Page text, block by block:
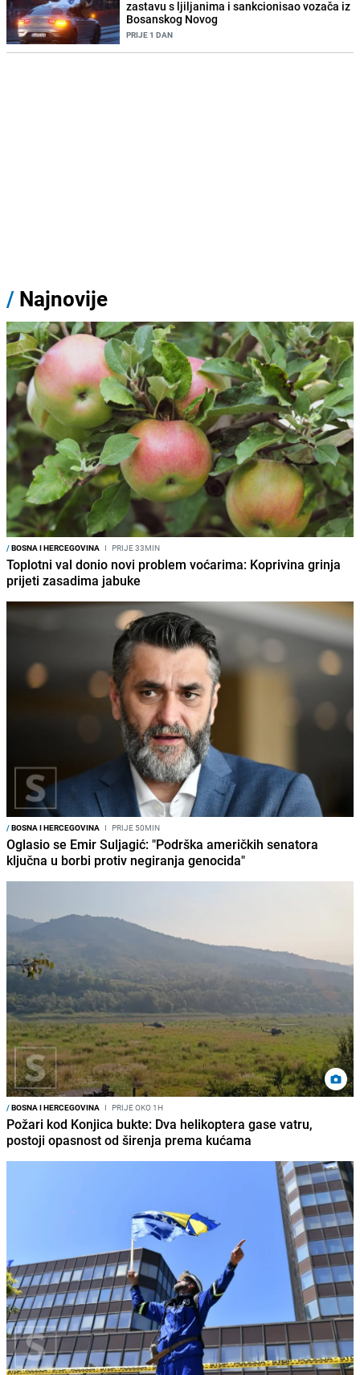
zastavu s ljiljanima i sankcionisao vozača iz
Bosanskog Novog
PRIJE 1 DAN
/ Najnovije
/BOSNA I HERCEGOVINA I PRIJE 33MIN
Toplotni val donio novi problem voćarima: Koprivina grinja
prijeti zasadima jabuke
/BOSNA I HERCEGOVINA I PRIJE 50MIN
Oglasio se Emir Suljagić: "Podrška američkih senatora
ključna u borbi protiv negiranja genocida"
/BOSNA I HERCEGOVINA I PRIJE OKO 1H
Požari kod Konjica bukte: Dva helikoptera gase vatru,
postoji opasnost od širenja prema kućama